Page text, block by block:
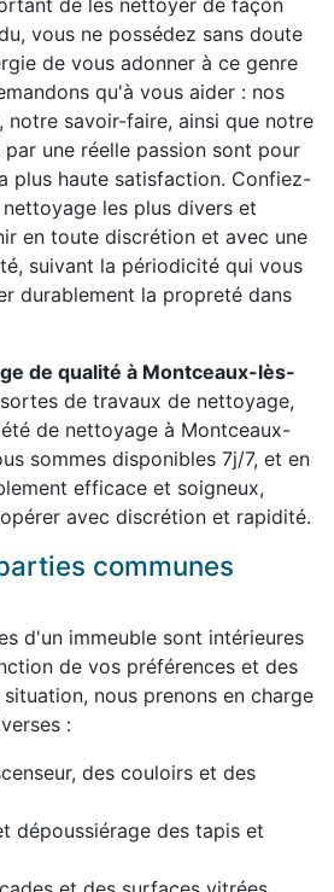
vous ne possédez sans doute
de vous adonner à ce genre
qu'à vous aider : nos
notre savoir-faire, ainsi que notre
une réelle passion sont pour
plus haute satisfaction. Confiez-
les plus divers et
en toute discrétion et avec une
suivant la périodicité qui vous
durablement la propreté dans
de qualité à Montceaux-lès-
de travaux de nettoyage,
de nettoyage à Montceaux-
sommes disponibles 7j/7, et en
efficace et soigneux,
avec discrétion et rapidité.
communes
d'un immeuble sont intérieures
de vos préférences et des
nous prenons en charge
:
des couloirs et des
dépoussiérage des tapis et